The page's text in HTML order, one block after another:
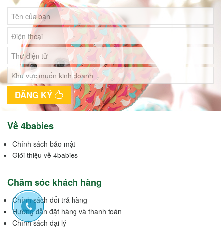
ĐĂNG KÝ
Về 4babies
Chính sách bảo mật
Giới thiệu về 4babies
Chăm sóc khách hàng
Chính sách đổi trả hàng
Hướng dẫn đặt hàng và thanh toán
Chính sách đại lý